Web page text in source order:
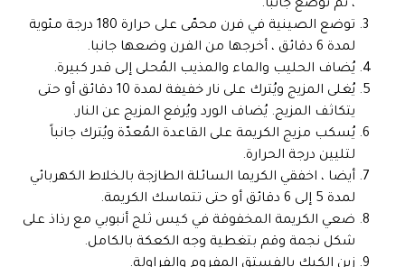
، ثم توضع جانباً.
توضع الصينية في فرن محمّى على حرارة 180 درجة مئوية
لمدة 6 دقائق ، أخرجها من الفرن وضعها جانبا.
يُضاف الحليب والماء والمذيب المُحلى إلى قدر كبيرة.
يُغلى المزيج ويُترك على نار خفيفة لمدة 10 دقائق أو حتى
يتكاثف المزيج. يُضاف الورد ويُرفع المزيج عن النار.
يُسكب مزيج الكريمة على القاعدة المُعدّة ويُترك جانباً
لتليين درجة الحرارة.
أيضا ، اخفقي الكريما السائلة الطازجة بالخلاط الكهربائي
لمدة 5 إلى 6 دقائق أو حتى تتماسك الكريمة.
ضعي الكريمة المخفوقة في كيس ثلج أنبوبي مع رذاذ على
شكل نجمة وقم بتغطية وجه الكعكة بالكامل.